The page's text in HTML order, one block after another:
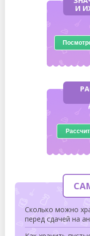
И
Сколько можно
перед сдачей на